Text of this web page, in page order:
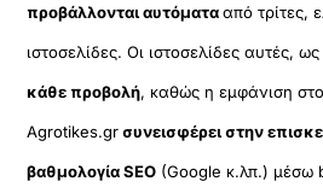
προβάλλονται αυτόματααπό τρίτες,
ιστοσελίδες. Οι ιστοσελίδες αυτές,
κάθε προβολή, καθώς η εμφάνιση στο
Agrotikes.grσυνεισφέρει στην
βαθμολογία SEO (Google κ.λπ.) μέσω